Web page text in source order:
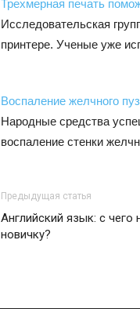
Трехмерная печать
Исследовательская
принтере. Ученые уже
Воспаление желчного
Народные средства
воспаление стенки
Предыдущая статья
Английский язык: с чего
новичку?